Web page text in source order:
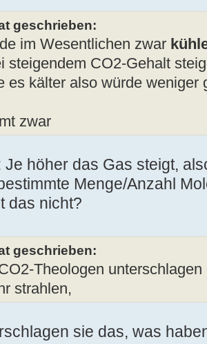
geschrieben:
im Wesentlichen zwar
steigendem CO2-Gehalt
es kälter also würde
zwar
Je höher das Gas steigt,
Menge/Anzahl
das nicht?
geschrieben:
Theologen
strahlen,
sie das, was